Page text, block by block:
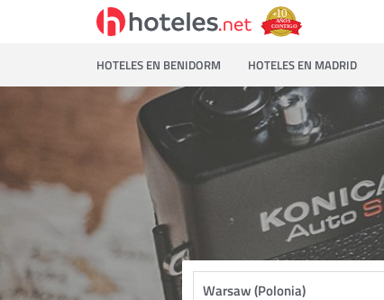
HOTELES EN BENIDORM HOTELES EN MADRID